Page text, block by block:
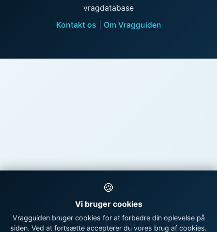
vragdatabase
Kontakt os
Om Vragguiden
🍪
Vi bruger cookies
Vragguiden bruger cookies for at forbedre din oplevelse på
siden. Ved at fortsætte accepterer du vores brug af cookies.